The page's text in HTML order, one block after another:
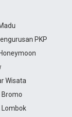
PKP
Wisata
Bromo
Lombok